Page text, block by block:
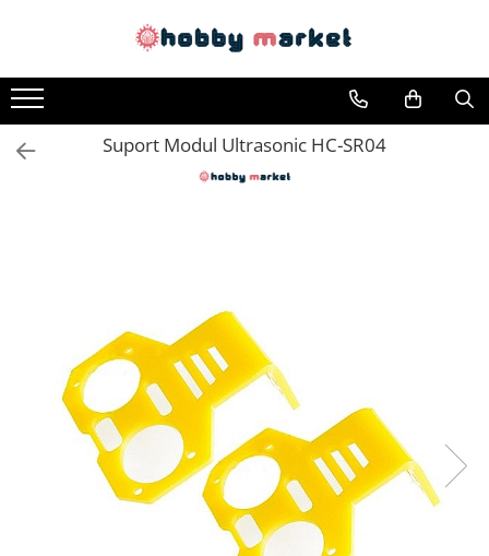
Piese si componente imprimante
3D si CNC
Piese electrice si electronice
Piese mecanice
Pat printare
Suport Modul Ultrasonic HC-SR04